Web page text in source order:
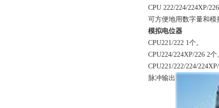
CPU 222/224/224XP/
可方便地用数字量和
模拟电位器
CPU221/222 1个。
CPU224/224XP/226 2个
CPU221/222/224/
脉冲输出